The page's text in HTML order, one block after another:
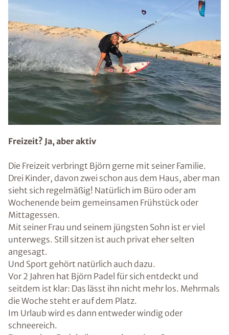
Freizeit? Ja, aber aktiv
Die Freizeit verbringt Björn gerne mit seiner Familie.
Drei Kinder, davon zwei schon aus dem Haus, aber man
sieht sich regelmäßig! Natürlich im Büro oder am
Wochenende beim gemeinsamen Frühstück oder
Mittagessen.
Mit seiner Frau und seinem jüngsten Sohn ist er viel
unterwegs. Still sitzen ist auch privat eher selten
angesagt.
Und Sport gehört natürlich auch dazu.
Vor 2 Jahren hat Björn Padel für sich entdeckt und
seitdem ist klar: Das lässt ihn nicht mehr los. Mehrmals
die Woche steht er auf dem Platz.
Im Urlaub wird es dann entweder windig oder
schneereich.